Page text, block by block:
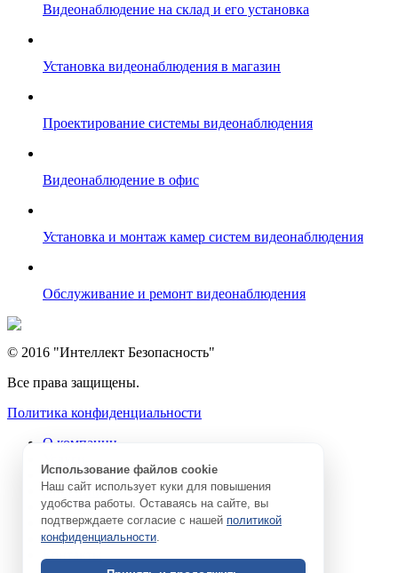
Видеонаблюдение на склад и его установка
Установка видеонаблюдения в магазин
Проектирование системы видеонаблюдения
Видеонаблюдение в офис
Установка и монтаж камер систем видеонаблюдения
Обслуживание и ремонт видеонаблюдения
© 2016 "Интеллект Безопасность"
Все права защищены.
Политика конфиденциальности
О компании
Партнеры
Лицензии
Проекты
Новости
Статьи
Использование файлов cookie
Наш сайт использует куки для повышения
удобства работы. Оставаясь на сайте, вы
подтверждаете согласие с нашей политикой
конфиденциальности.